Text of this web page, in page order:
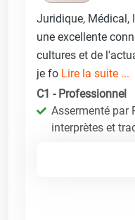
Juridique, Médical,
une excellente
cultures et de
je fo Lire la suite ...
C1 - Professionnel
Assermenté par
interprètes et